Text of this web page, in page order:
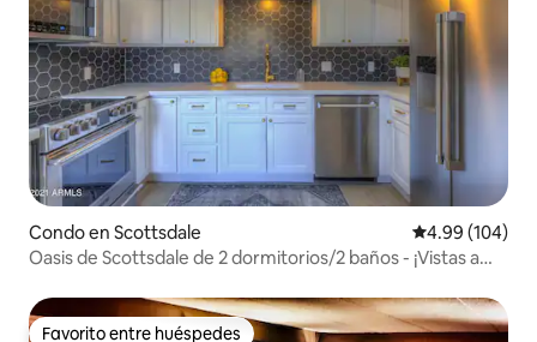
Condo en Scottsdale Calificación
4.99 (104)
Oasis de Scottsdale de 2 dormitorios/2 baños - ¡Vistas a
Favorito entre huéspedes